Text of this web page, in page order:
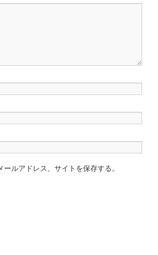
ルアドレス、サイトを保存する。